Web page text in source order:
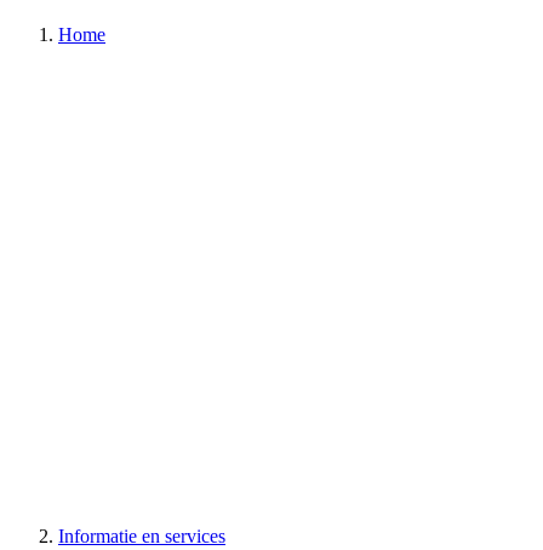
Home
Informatie en services